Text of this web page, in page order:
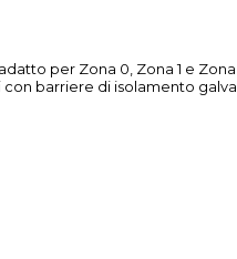
adatto per Zona 0, Zona 1 e
con barriere di isolamento